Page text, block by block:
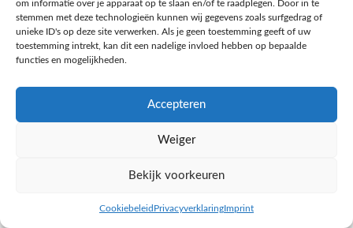
om informatie over je apparaat op te slaan en/of te raadplegen. Door in te
stemmen met deze technologieën kunnen wij gegevens zoals surfgedrag of
unieke ID's op deze site verwerken. Als je geen toestemming geeft of uw
toestemming intrekt, kan dit een nadelige invloed hebben op bepaalde
functies en mogelijkheden.
Accepteren
Weiger
Bekijk voorkeuren
Cookiebeleid PrivacyverklaringImprint
Ontdek de beste keto-vriendelijke keuzes van Albert Heijn, verrijk je
kennis met onze diepgaande blogs over het keto-dieet, en deel jouw
favoriete keto recepten in onze bruisende online gemeenschap!
Ketomaaltijd.nl 2025